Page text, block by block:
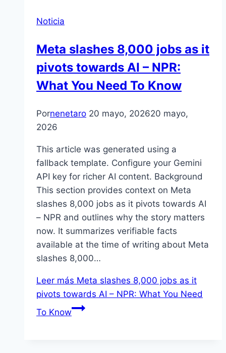
Noticia
Meta slashes 8,000 jobs as it
pivots towards AI – NPR:
What You Need To Know
Pornenetaro 20 mayo, 202620 mayo,
2026
This article was generated using a
fallback template. Configure your Gemini
API key for richer AI content. Background
This section provides context on Meta
slashes 8,000 jobs as it pivots towards AI
– NPR and outlines why the story matters
now. It summarizes verifiable facts
available at the time of writing about Meta
slashes 8,000…
Leer más Meta slashes 8,000 jobs as it
pivots towards AI – NPR: What You Need
To Know